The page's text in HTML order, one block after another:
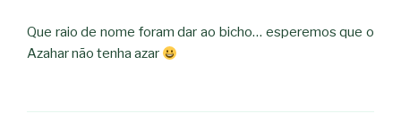
Que raio de nome foram dar ao bicho… esperemos que o
Azahar não tenha azar